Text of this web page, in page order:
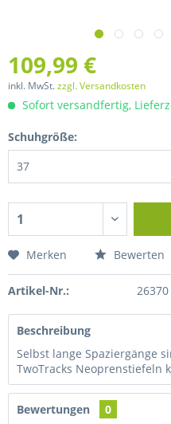
109,99 €
inkl. MwSt.zzgl. Versandkosten
Sofort versandfertig,
Schuhgröße:
Merken Bewerten
Artikel-Nr.: 26370
Beschreibung
Selbst lange Spaziergänge
TwoTracks Neoprenstiefeln
Bewertungen
0